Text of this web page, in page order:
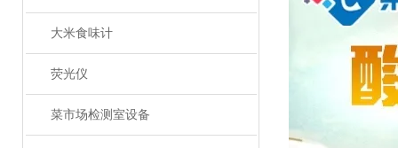
大米食味计
荧光仪
菜市场检测室设备